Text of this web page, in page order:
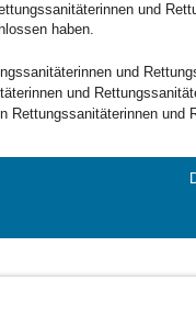
und
haben.
und
und
Rettungssanitäterinnen und